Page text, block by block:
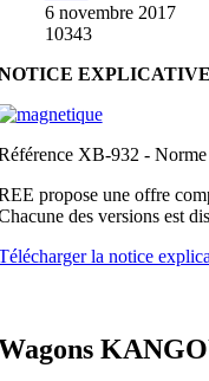
6 novembre 2017
10343
XB-932 -
propose une offre
des versions est
la notice